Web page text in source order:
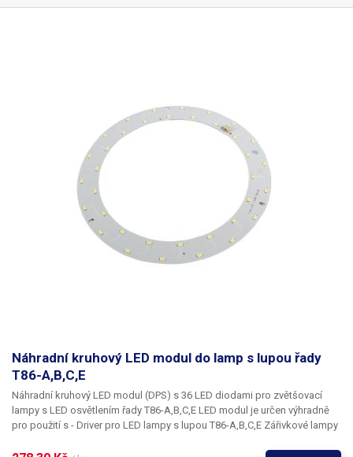
Náhradní kruhový LED modul do lamp s lupou řady
T86-A,B,C,E
Náhradní kruhový LED modul (DPS) s 36 LED diodami pro zvětšovací
lampy s LED osvětlením řady T86-A,B,C,E LED modul je určen výhradně
pro použití s - Driver pro LED lampy s lupou T86-A,B,C,E Zářivkové lampy